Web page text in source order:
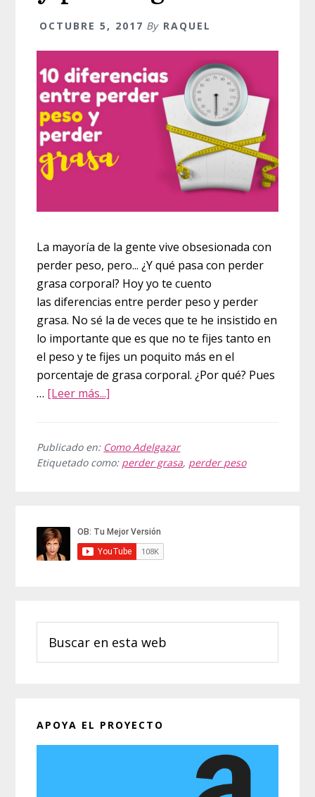
OCTUBRE 5, 2017 By RAQUEL
La mayoría de la gente vive obsesionada con
perder peso, pero... ¿Y qué pasa con perder
grasa corporal? Hoy yo te cuento
las diferencias entre perder peso y perder
grasa. No sé la de veces que te he insistido en
lo importante que es que no te fijes tanto en
el peso y te fijes un poquito más en el
porcentaje de grasa corporal. ¿Por qué? Pues
… [Leer más...]
diferencias
entre
perder
grasa
Publicado en: Como Adelgazar
Etiquetado como: perder grasa, perder peso
lateral
principal
esta
APOYA EL PROYECTO